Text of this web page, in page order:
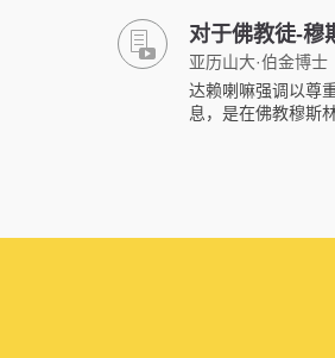
对于佛教徒-穆
亚历山大·伯金博士
达赖喇嘛强调以尊
息，是在佛教穆斯